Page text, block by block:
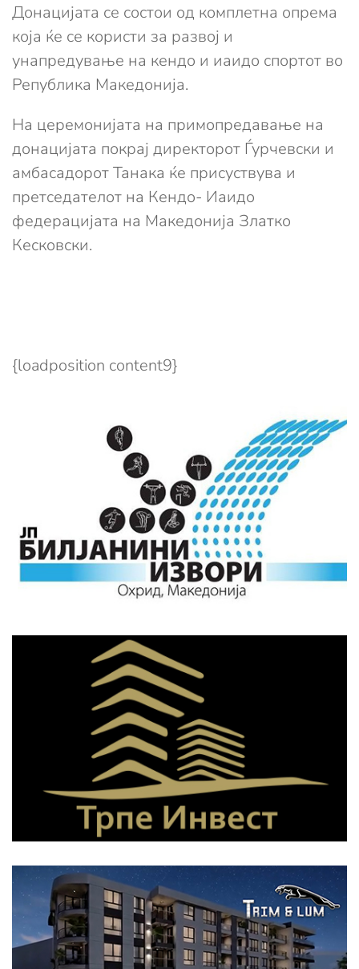
Донацијата се состои од комплетна опрема
која ќе се користи за развој и
унапредување на кендо и иаидо спортот во
Република Македонија.
На церемонијата на примопредавање на
донацијата покрај директорот Ѓурчевски и
амбасадорот Танака ќе присуствува и
претседателот на Кендо- Иаидо
федерацијата на Македонија Златко
Кесковски.
{loadposition content9}